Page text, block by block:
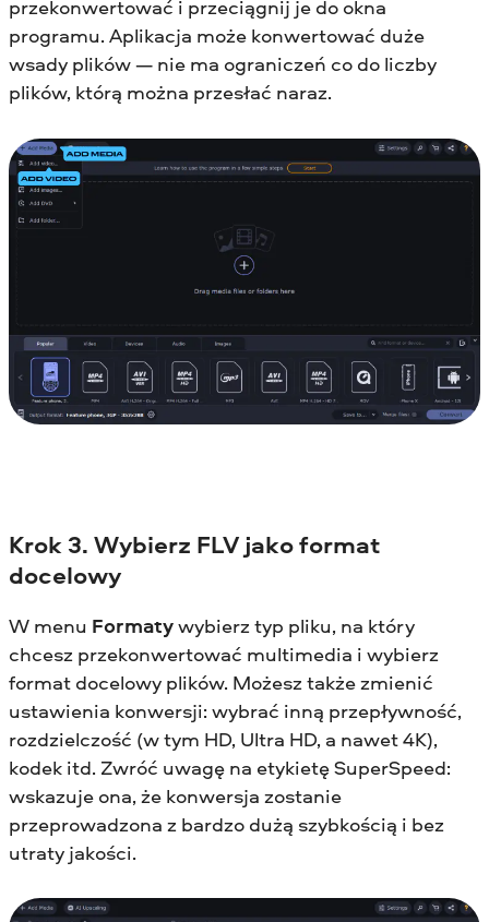
przekonwertować i przeciągnij je do okna
programu. Aplikacja może konwertować duże
wsady plików — nie ma ograniczeń co do liczby
plików, którą można przesłać naraz.
Krok 3. Wybierz FLV jako format
docelowy
W menu Formatywybierz typ pliku, na który
chcesz przekonwertować multimedia i wybierz
format docelowy plików. Możesz także zmienić
ustawienia konwersji: wybrać inną przepływność,
rozdzielczość (w tym HD, Ultra HD, a nawet 4K),
kodek itd. Zwróć uwagę na etykietę SuperSpeed:
wskazuje ona, że konwersja zostanie
przeprowadzona z bardzo dużą szybkością i bez
utraty jakości.